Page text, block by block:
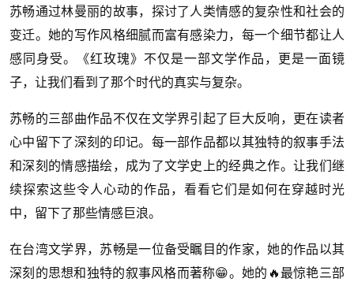
苏畅通过林曼丽的故事，探讨了人类情感的复杂性和社会的
变迁。她的写作风格细腻而富有感染力，每一个细节都让人
感同身受。《红玫瑰》不仅是一部文学作品，更是一面镜
子，让我们看到了那个时代的真实与复杂。
苏畅的三部曲作品不仅在文学界引起了巨大反响，更在读者
心中留下了深刻的印记。每一部作品都以其独特的叙事手法
和深刻的情感描绘，成为了文学史上的经典之作。让我们继
续探索这些令人心动的作品，看看它们是如何在穿越时光
中，留下了那些情感巨浪。
在台湾文学界，苏畅是一位备受瞩目的作家，她的作品以其
深刻的思想和独特的叙事风格而著称😁。她的🔥最惊艳三部